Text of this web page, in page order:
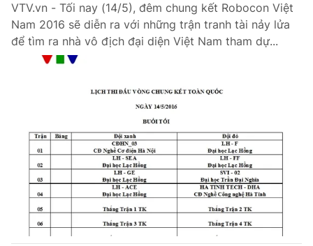
VTV.vn - Tối nay (14/5), đêm chung kết Robocon Việt
Nam 2016 sẽ diễn ra với những trận tranh tài nảy lửa
để tìm ra nhà vô địch đại diện Việt Nam tham dự...